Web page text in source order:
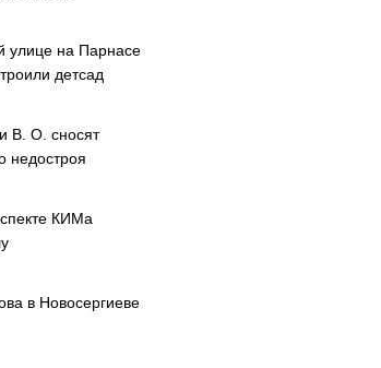
улице на Парнасе
детсад
В. О. сносят
недостроя
КИМа
в Новосергиеве